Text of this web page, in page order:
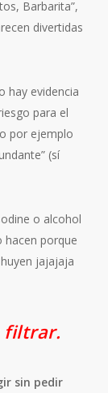
Barbarita”,
divertidas
hay evidencia
para el
por ejemplo
(sí
o alcohol
hacen porque
jajajaja
filtrar.
sin pedir